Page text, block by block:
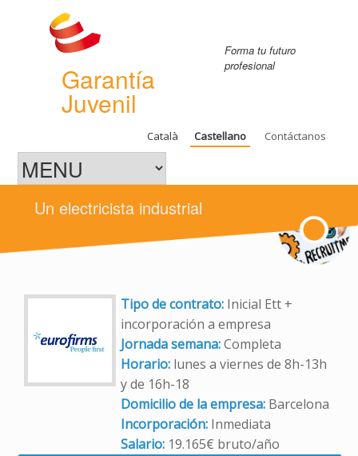
Garantía
Juvenil
Forma tu futuro
profesional
Català Castellano Contáctanos
Un electricista industrial
Tipo de contrato: Inicial Ett +
incorporación a empresa
Jornada semana:Completa
Horario: lunes a viernes de 8h-13h
y de 16h-18
Domicilio de la empresa: Barcelona
Incorporación: Inmediata
Salario: 19.165€ bruto/año